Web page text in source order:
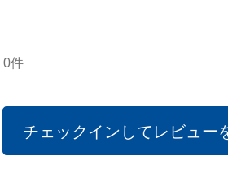
0件
チェックインしてレビュー